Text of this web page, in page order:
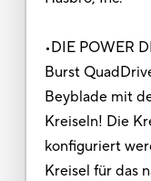
•DIE POWER
Burst
Beyblade mit
Kreiseln! Die
konfiguriert
Kreisel für das